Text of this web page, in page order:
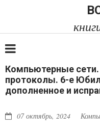
Компьютерные
протоколы. 6-е
дополненное и
07 октябрь, 2024